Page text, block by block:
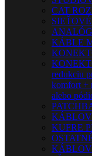
CAT
KÁBLE
redukciu
komfort +
alebo
KUFRE